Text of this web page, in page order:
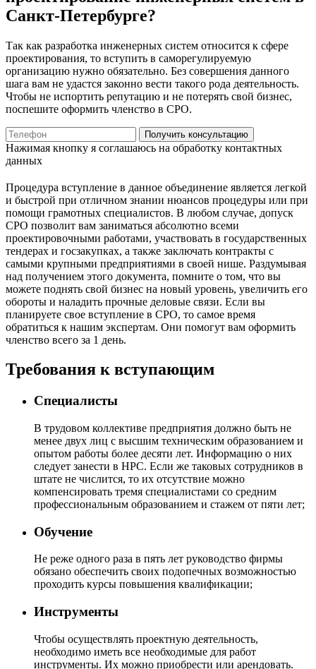
Санкт-Петербурге?
Так как разработка инженерных систем относится к сфере
проектирования, то вступить в саморегулируемую
организацию нужно обязательно. Без совершения данного
шага вам не удастся законно вести такого рода деятельность.
Чтобы не испортить репутацию и не потерять свой бизнес,
поспешите оформить членство в СРО.
Получить консультацию
Нажимая кнопку я соглашаюсь на обработку контактных
данных
Процедура вступление в данное объединение является легкой
и быстрой при отличном знании нюансов процедуры или при
помощи грамотных специалистов. В любом случае, допуск
СРО позволит вам заниматься абсолютно всеми
проектировочными работами, участвовать в государственных
тендерах и госзакупках, а также заключать контракты с
самыми крупными предприятиями в своей нише. Раздумывая
над получением этого документа, помните о том, что вы
можете поднять свой бизнес на новый уровень, увеличить его
обороты и наладить прочные деловые связи. Если вы
планируете свое вступление в СРО, то самое время
обратиться к нашим экспертам. Они помогут вам оформить
членство всего за 1 день.
Требования к вступающим
Специалисты
В трудовом коллективе предприятия должно быть не
менее двух лиц с высшим техническим образованием и
опытом работы более десяти лет. Информацию о них
следует занести в НРС. Если же таковых сотрудников в
штате не числится, то их отсутствие можно
компенсировать тремя специалистами со средним
профессиональным образованием и стажем от пяти лет;
Обучение
Не реже одного раза в пять лет руководство фирмы
обязано обеспечить своих подопечных возможностью
проходить курсы повышения квалификации;
Инструменты
Чтобы осуществлять проектную деятельность,
необходимо иметь все необходимые для работ
инструменты. Их можно приобрести или арендовать.